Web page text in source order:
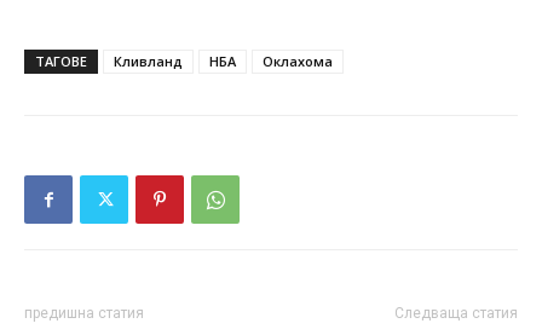
ТАГОВЕ Кливланд НБА Оклахома
предишна статия Следваща статия